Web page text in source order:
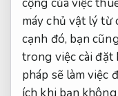
máy chủ vật lý từ
cạnh đó, bạn
trong việc cài đặt
pháp sẽ làm việc